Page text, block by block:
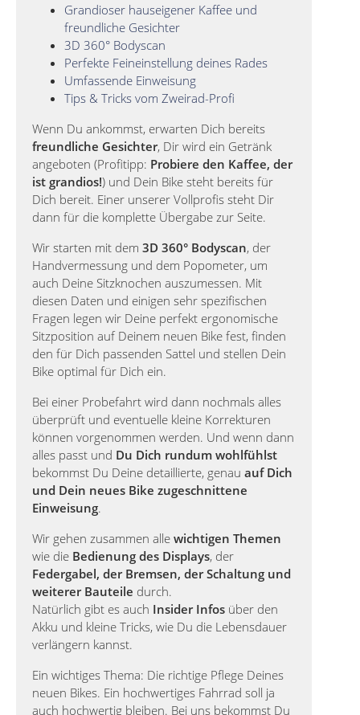
Grandioser hauseigener Kaffee und
freundliche Gesichter
3D 360° Bodyscan
Perfekte Feineinstellung deines Rades
Umfassende Einweisung
Tips & Tricks vom Zweirad-Profi
Wenn Du ankommst, erwarten Dich bereits
freundliche Gesichter, Dir wird ein Getränk
angeboten (Profitipp: Probiere den Kaffee, der
ist grandios!) und Dein Bike steht bereits für
Dich bereit. Einer unserer Vollprofis steht Dir
dann für die komplette Übergabe zur Seite.
Wir starten mit dem 3D 360° Bodyscan, der
Handvermessung und dem Popometer, um
auch Deine Sitzknochen auszumessen. Mit
diesen Daten und einigen sehr spezifischen
Fragen legen wir Deine perfekt ergonomische
Sitzposition auf Deinem neuen Bike fest, finden
den für Dich passenden Sattel und stellen Dein
Bike optimal für Dich ein.
Bei einer Probefahrt wird dann nochmals alles
überprüft und eventuelle kleine Korrekturen
können vorgenommen werden. Und wenn dann
alles passt und Du Dich rundum wohlfühlst
bekommst Du Deine detaillierte, genau auf Dich
und Dein neues Bike zugeschnittene
Einweisung.
Wir gehen zusammen alle wichtigen Themen
wie die Bedienung des Displays, der
Federgabel, der Bremsen, der Schaltung und
weiterer Bauteile durch.
Natürlich gibt es auch Insider Infos über den
Akku und kleine Tricks, wie Du die Lebensdauer
verlängern kannst.
Ein wichtiges Thema: Die richtige Pflege Deines
neuen Bikes. Ein hochwertiges Fahrrad soll ja
auch hochwertig bleiben. Bei uns bekommst Du